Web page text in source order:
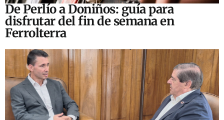
De Perlío a Doniños: guía para
disfrutar del fin de semana en
Ferrolterra